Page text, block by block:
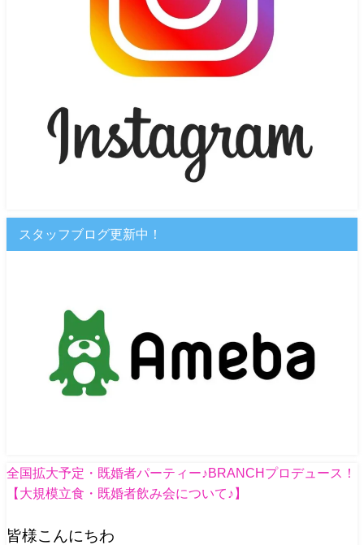
スタッフブログ更新中！
全国拡大予定・既婚者パーティー♪BRANCHプロデュース！
【大規模立食・既婚者飲み会について♪】
皆様こんにちわ